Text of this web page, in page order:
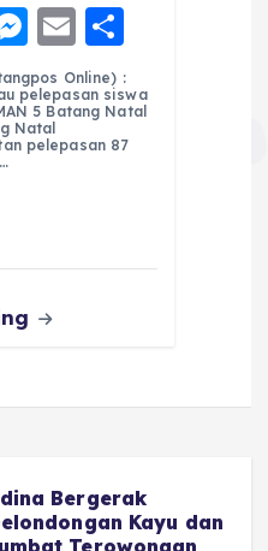
M
e
ss
e
er
E
m
ai
l
h
a
re
Online) :
pelepasan siswa
5 Batang Natal
Natal
pelepasan 87
Bergerak
Kayu dan
Terowongan